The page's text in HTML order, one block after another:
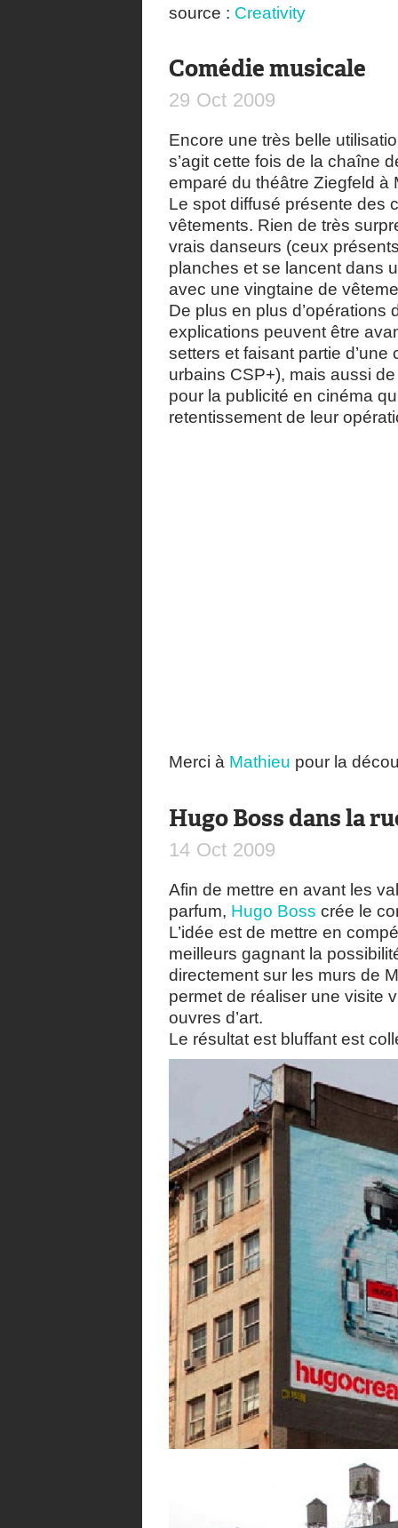
source : Creativity
Comédie musicale
29 Oct 2009
Encore une très belle
s’agit cette fois de la chaîne
emparé du théâtre Ziegfeld à
Le spot diffusé présente des
vêtements. Rien de très
vrais danseurs (ceux
planches et se lancent dans
avec une vingtaine de
De plus en plus d’opérations
explications peuvent être
setters et faisant partie
urbains CSP+), mais aussi
pour la publicité en cinéma
retentissement de leur
Merci à Mathieu pour la
Hugo Boss dans la
14 Oct 2009
Afin de mettre en avant les
parfum, Hugo Boss crée le
L’idée est de mettre en
meilleurs gagnant la
directement sur les murs de
permet de réaliser une visite
ouvres d’art.
Le résultat est bluffant est